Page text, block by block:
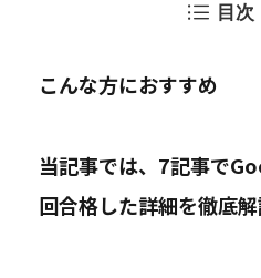
目次
こんな方におすすめ
当記事では、7記事で
回合格した詳細を徹底解